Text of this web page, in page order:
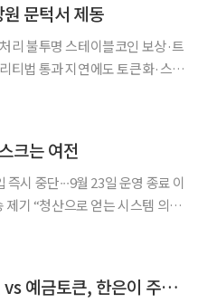
문턱서 제동
리 불투명 스테이블코인 보상·트
티법 통과 지연에도 토큰화·스테
크는 여전
시 중단∙∙∙9월 23일 운영 종료 이
기 “청산으로 얻는 시스템 의도
[디지털원화의 재설계 ②] 원화 스테이블코인 vs 예금토큰, 한은이 주목한 ‘은행 모델’은